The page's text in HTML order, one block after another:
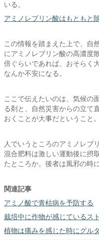
いる。
アミノレブリン酸はもともと
この情報を踏まえた上で、自
にアミノレブリン酸の高濃度
倍ぐらいであれば、おそらく
なんか不安になる。
ここで伝えたいのは、気候の
る剤と、自然災害からの立て
おくことが大事だということ。
人でいうところのアミノレブ
混合肥料は激しい運動後に摂
たところか。後者は風邪の時
関連記事
アミノ酸で青枯病を予防する
栽培中に作物が感じているス
植物は痛みを感じた時にグル